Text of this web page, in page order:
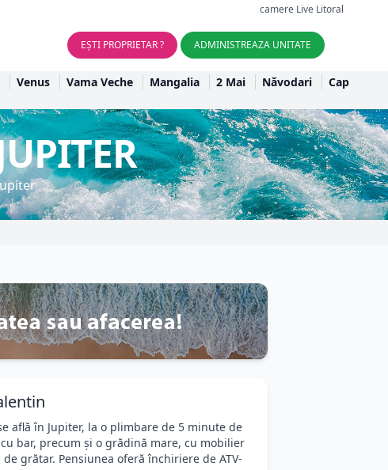
camere Live Litoral
EȘTI PROPRIETAR ? ADMINISTREAZA UNITATE
Venus Vama Veche Mangalia 2 Mai Năvodari
Cap
află în Jupiter, la o plimbare de 5 minute de
bar, precum și o grădină mare, cu mobilier
grătar. Pensiunea oferă închiriere de ATV-